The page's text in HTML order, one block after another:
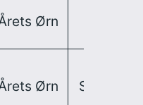
Ørn
Ørn Stor